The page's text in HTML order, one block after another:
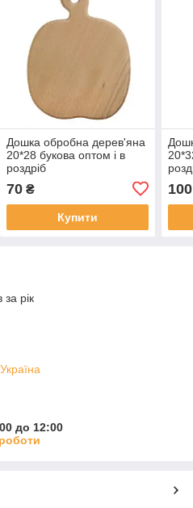
Дошка обробна дерев'яна
20*28 букова оптом і в
роздріб
70₴
Купити
100
за рік
до 12:00